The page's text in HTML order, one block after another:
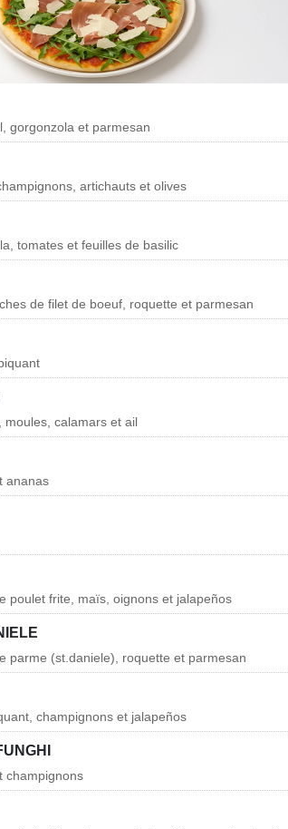
gorgonzola et parmesan
artichauts et olives
tomates et feuilles de basilic
de filet de boeuf, roquette et parmesan
calamars et ail
ananas
poulet frite, maïs, oignons et jalapeños
parme (st.daniele), roquette et parmesan
champignons et jalapeños
champignons